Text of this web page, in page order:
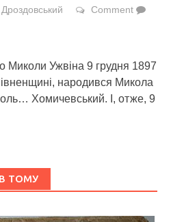
Comment
Миколи Ужвіна 9 грудня 1897
народився Микола
Хомичевський. І, отже, 9
ТОМУ